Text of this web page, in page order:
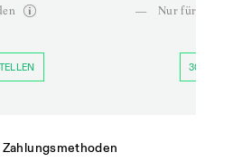
—
Nur für
30 TAGE